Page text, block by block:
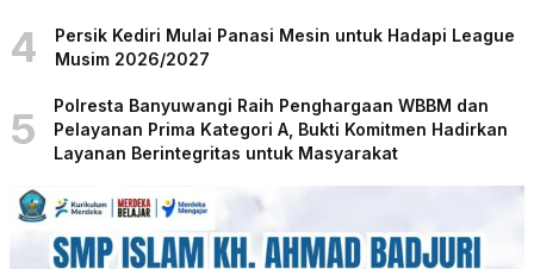
4
Persik Kediri Mulai Panasi Mesin untuk Hadapi League
Musim 2026/2027
5
Polresta Banyuwangi Raih Penghargaan WBBM dan
Pelayanan Prima Kategori A, Bukti Komitmen Hadirkan
Layanan Berintegritas untuk Masyarakat